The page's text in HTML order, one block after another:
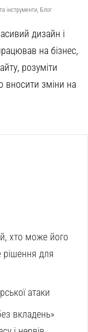
інструменти Блог
дизайн і
на бізнес,
розуміти
вносити зміни на
хто може його
рішення для
атаки
вкладень»